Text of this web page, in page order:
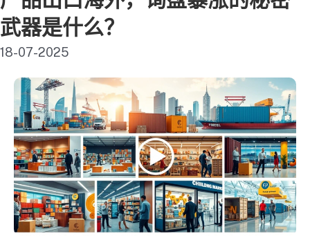
武器是什么？
18-07-2025